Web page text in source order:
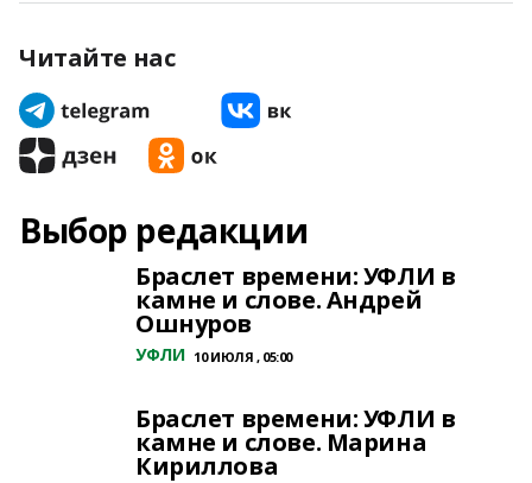
Читайте нас
Выбор редакции
Браслет времени: УФЛИ в
камне и слове. Андрей
Ошнуров
УФЛИ 10 ИЮЛЯ , 05:00
Браслет времени: УФЛИ в
камне и слове. Марина
Кириллова